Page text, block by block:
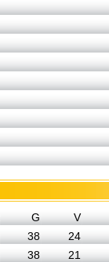
G
V
38
24
38
21